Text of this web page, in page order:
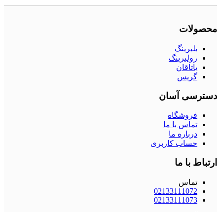
محصولات
بلبرینگ
رولبرینگ
یاتاقان
گریس
دسترسی آسان
فروشگاه
تماس با ما
درباره ما
حساب کاربری
ارتباط با ما
تماس
02133111072
02133111073